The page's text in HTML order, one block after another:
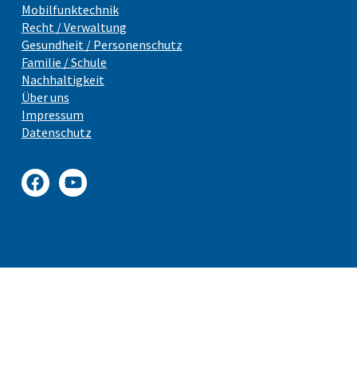
Mobilfunktechnik
Recht / Verwaltung
Gesundheit / Personenschutz
Familie / Schule
Nachhaltigkeit
Über uns
Impressum
Datenschutz